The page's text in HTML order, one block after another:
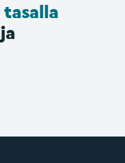
tasalla